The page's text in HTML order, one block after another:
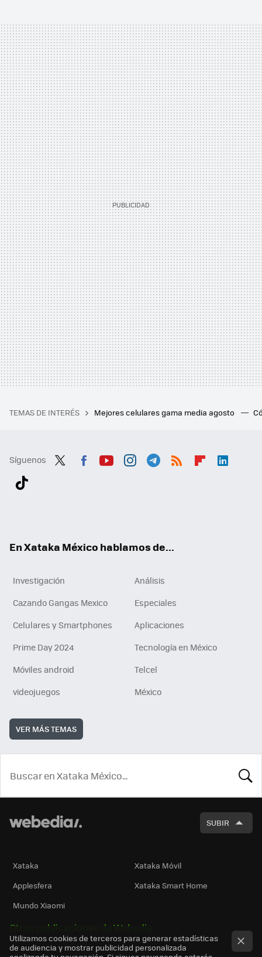
TEMAS DE INTERÉS Mejores celulares gama media agosto
Síguenos
En Xataka México hablamos de...
Investigación
Análisis
Cazando Gangas Mexico
Especiales
Celulares y Smartphones
Aplicaciones
Prime Day 2024
Tecnología en México
Móviles android
Telcel
videojuegos
México
VER MÁS TEMAS
SUBIR
Xataka
Xataka Móvil
Applesfera
Xataka Smart Home
Mundo Xiaomi
Otras publicaciones de Webedia
Utilizamos cookies de terceros para generar estadísticas
de audiencia y mostrar publicidad personalizada